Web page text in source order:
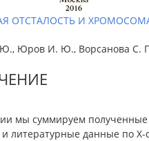
ОТСТАЛОСТЬ И
Ю., Юров И. Ю., Ворсанова С.
мы суммируем
и литературные данные по Х-